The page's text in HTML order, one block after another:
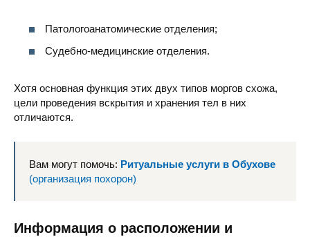
Патологоанатомические отделения;
Судебно-медицинские отделения.
Хотя основная функция этих двух типов моргов схожа,
цели проведения вскрытия и хранения тел в них
отличаются.
Вам могут помочь: Ритуальные услуги в Обухове
(организация похорон)
Информация о расположении и